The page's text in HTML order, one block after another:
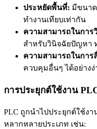
ประหยัดพื้นที่: มีขนาด
ทำงานเทียบเท่ากัน
ความสามารถในกา
สำหรับวินิจฉัยปัญหา
ความสามารถในการ
ควบคุมอื่นๆ ได้อย่างง่
การประยุกต์ใช้งาน
PLC ถูกนำไปประยุกต์ใช้ง
หลากหลายประเภท เช่น: